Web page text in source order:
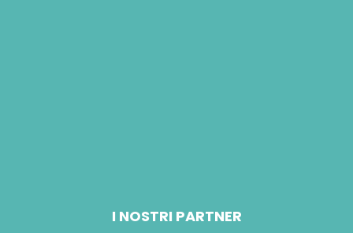
I NOSTRI PARTNER